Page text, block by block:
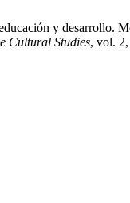
y desarrollo.
Cultural Studies, vol.